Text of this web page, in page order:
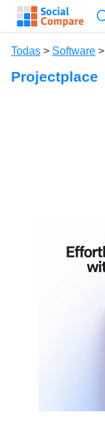
Todas > Software >
Projectplace